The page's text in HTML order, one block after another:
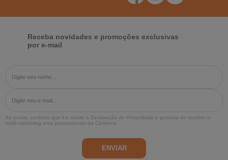
Receba novidades e promoções exclusivas
por e-mail
Ao enviar, confirmo que li e aceito a Declaração de Privacidade e gostaria de receber e-
mails marketing e/ou promocionais da Cadence